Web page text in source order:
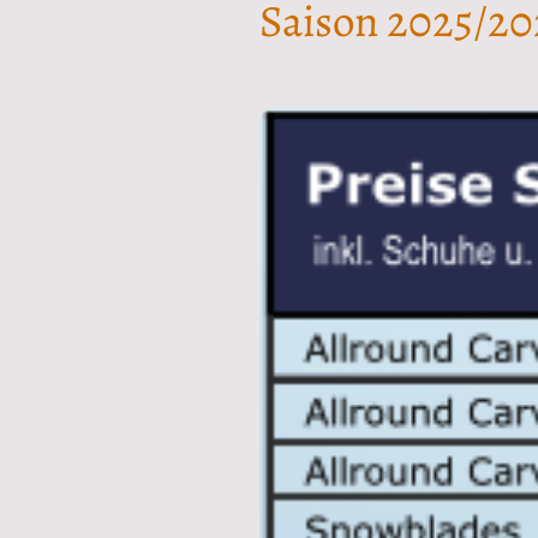
Saison 2025/